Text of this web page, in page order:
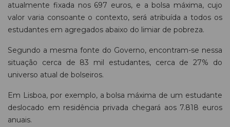
atualmente fixada nos 697 euros, e a bolsa máxima, cujo
valor varia consoante o contexto, será atribuída a todos os
estudantes em agregados abaixo do limiar de pobreza.
Segundo a mesma fonte do Governo, encontram-se nessa
situação cerca de 83 mil estudantes, cerca de 27% do
universo atual de bolseiros.
Em Lisboa, por exemplo, a bolsa máxima de um estudante
deslocado em residência privada chegará aos 7.818 euros
anuais.